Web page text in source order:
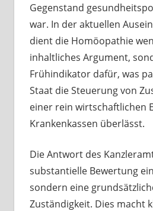
Gegenstand
war. In der aktuellen
dient die Homöopathie
inhaltliches Argument,
Frühindikator dafür, was
Staat die Steuerung von
einer rein wirtschaftlichen
Krankenkassen überlässt.
Die Antwort des
substantielle Bewertung
sondern eine
Zuständigkeit. Dies macht